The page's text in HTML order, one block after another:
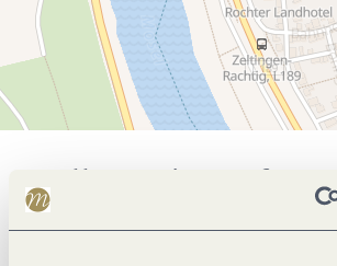
Allgemeine